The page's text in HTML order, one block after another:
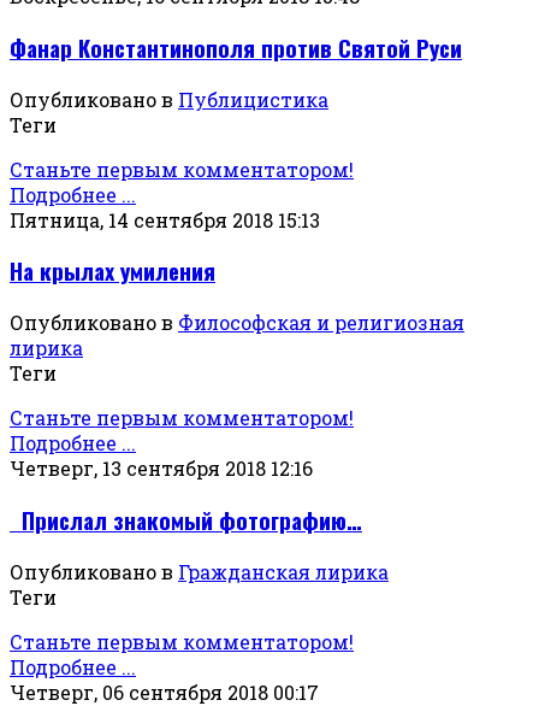
Фанар Константинополя против Святой Руси
Опубликовано в Публицистика
Теги
Станьте первым комментатором!
Подробнее ...
Пятница, 14 сентября 2018 15:13
На крылах умиления
Опубликовано в Философская и религиозная
лирика
Теги
Станьте первым комментатором!
Подробнее ...
Четверг, 13 сентября 2018 12:16
Прислал знакомый фотографию…
Опубликовано в Гражданская лирика
Теги
Станьте первым комментатором!
Подробнее ...
Четверг, 06 сентября 2018 00:17